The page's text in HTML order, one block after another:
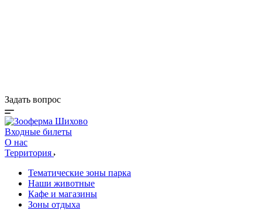
Задать вопрос
Входные билеты
О нас
Территория
Тематические зоны парка
Наши животные
Кафе и магазины
Зоны отдыха